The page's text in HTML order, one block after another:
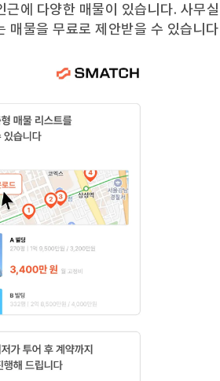
근에 다양한 매물이 있습니다. 사무
매물을 무료로 제안받을 수 있습니